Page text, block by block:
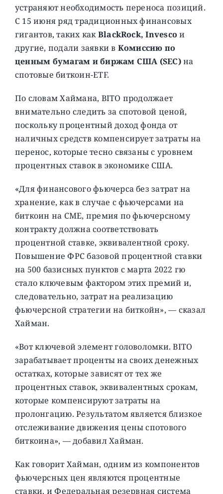
устраняют необходимость переноса позиций.
С 15 июня ряд традиционных финансовых
гигантов, таких какBlackRock, Invesco и
другие, подали заявки в Комиссию по
ценным бумагам и биржам США (SEC)на
спотовые биткоин-ETF.
По словам Хаймана, BITO продолжает
внимательно следить за спотовой ценой,
поскольку процентный доход фонда от
наличных средств компенсирует затраты на
перенос, которые тесно связаны с уровнем
процентных ставок в экономике США.
«Для финансового фьючерса без затрат на
хранение, как в случае с фьючерсами на
биткоин на CME, премия по фьючерсному
контракту должна соответствовать
процентной ставке, эквивалентной сроку.
Повышение ФРС базовой процентной ставки
на 500 базисных пунктов с марта 2022 гю
стало ключевым фактором этих премий и,
следовательно, затрат на реализацию
фьючерсной стратегии на биткойн», — сказал
Хайман.
«Вот ключевой элемент головоломки. BITO
зарабатывает проценты на своих денежных
остатках, которые зависят от тех же
процентных ставок, эквивалентных срокам,
которые компенсируют затраты на
пролонгацию. Результатом является близкое
отслеживание движения цены спотового
биткоина», — добавил Хайман.
Как говорит Хайман, одним из компонентов
фьючерсных цен являются процентные
ставки, и Федеральная резервная система